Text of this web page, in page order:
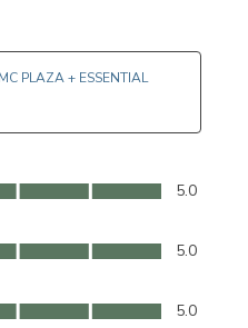
MC PLAZA + ESSENTIAL
5.0
5.0
5.0